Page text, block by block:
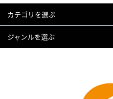
カテゴリを選ぶ
ジャンルを選ぶ